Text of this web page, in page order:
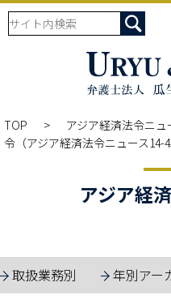
TOP アジア経済法令ニュ
令（アジア経済法令ニュース14-
アジア経
取扱業務別 年別アー